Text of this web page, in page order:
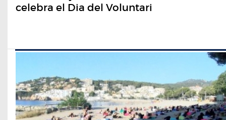
celebra el Dia del Voluntari